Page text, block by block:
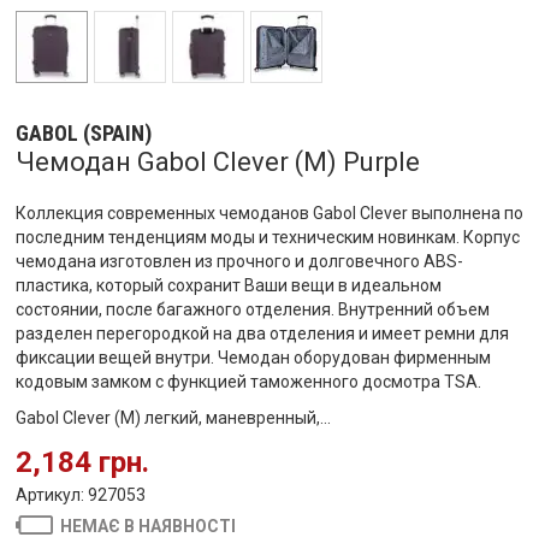
GABOL (SPAIN)
Чемодан Gabol Clever (M) Purple
Коллекция современных чемоданов Gabol Clever выполнена по
последним тенденциям моды и техническим новинкам. Корпус
чемодана изготовлен из прочного и долговечного ABS-
пластика, который сохранит Ваши вещи в идеальном
состоянии, после багажного отделения. Внутренний объем
разделен перегородкой на два отделения и имеет ремни для
фиксации вещей внутри. Чемодан оборудован фирменным
кодовым замком с функцией таможенного досмотра TSA.
Gabol Clever (M) легкий, маневренный,...
2,184 грн.
Артикул: 927053
НЕМАЄ В НАЯВНОСТІ